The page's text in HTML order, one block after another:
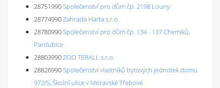
28751990Společenství pro dům čp. 2198 Louny
28774990Zahrada Harta s.r.o.
28780990Společenství pro dům čp. 134 - 137 Chemiků,
Pardubice
28803990ZOO TERALL s.r.o.
28826990Společenství vlastníků bytových jednotek domu
972/5, Školní ulice v Moravské Třebové